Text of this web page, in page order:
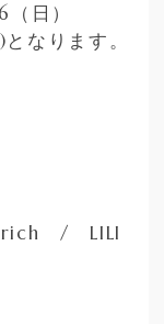
日）
なります。
/ LILI